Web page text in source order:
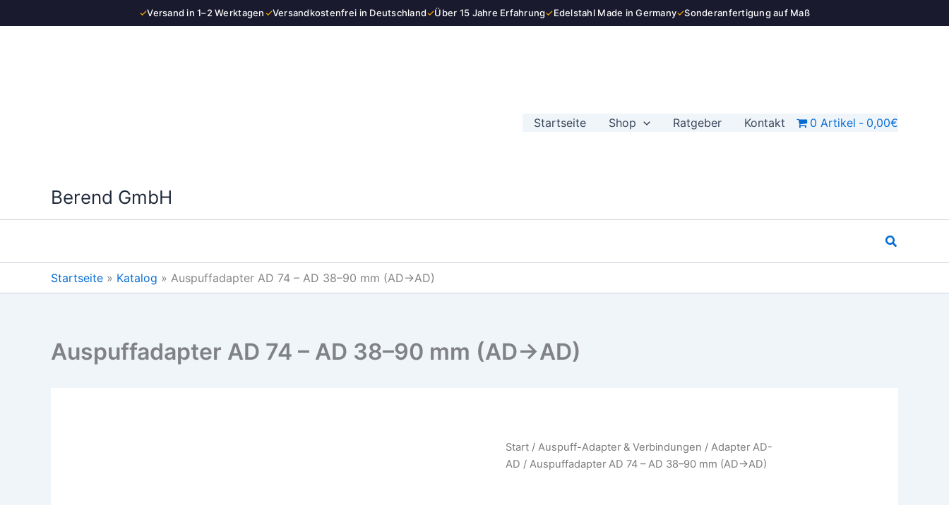
✓Versand in 1–2 Werktagen✓Versandkostenfrei in Deutschland✓Über 15 Jahre Erfahrung✓Edelstahl Made in Germany✓Sonderanfertigung auf Maß
Inhalt
Berend GmbH
Startseite Shop Ratgeber Kontakt 0 Artikel 0,00€
Suchen
Startseite » Katalog » Auspuffadapter AD 74 – AD 38–90 mm (AD→AD)
Auspuffadapter AD 74 – AD 38–90 mm (AD→AD)
Start /Auspuff-Adapter & Verbindungen /Adapter AD-
AD / Auspuffadapter AD 74 – AD 38–90 mm (AD→AD)
Auspuffadapter
AD